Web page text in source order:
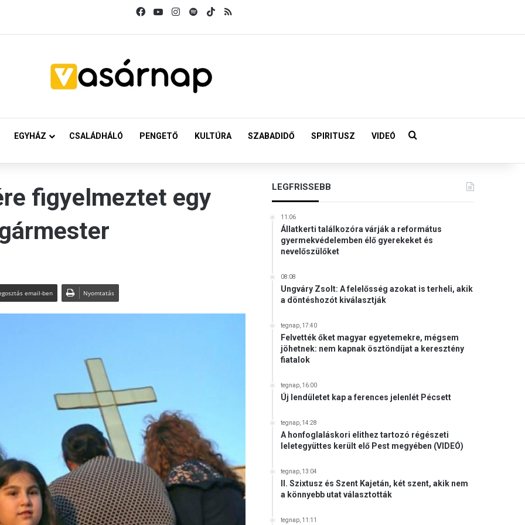
FacebookYouTubeInstagram
SpotifyTikTok
EGYHÁZ CSALÁDHÁLÓ PENGETŐ KULTÚRA SZABADIDŐ SPIRITUSZ VIDEÓ Keresés:
figyelmeztet egy
email-ben Nyomtatás
LEGFRISSEBB
11:06
Állatkerti találkozóra várják a református
gyermekvédelemben élő gyerekeket és
nevelőszülőket
08:08
Ungváry Zsolt: A felelősség azokat is terheli, akik
a döntéshozót kiválasztják
tegnap, 17:40
Felvették őket magyar egyetemekre, mégsem
jöhetnek: nem kapnak ösztöndíjat a keresztény
fiatalok
tegnap, 16:00
Új lendületet kap a ferences jelenlét Pécsett
tegnap, 14:28
A honfoglaláskori elithez tartozó régészeti
leletegyüttes került elő Pest megyében (VIDEÓ)
tegnap, 13:04
II. Szixtusz és Szent Kajetán, két szent, akik nem
a könnyebb utat választották
tegnap, 11:11